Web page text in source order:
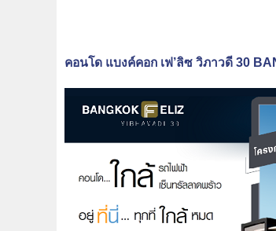
คอนโด แบงค์คอก เฟ’ลิซ วิภาวดี 30